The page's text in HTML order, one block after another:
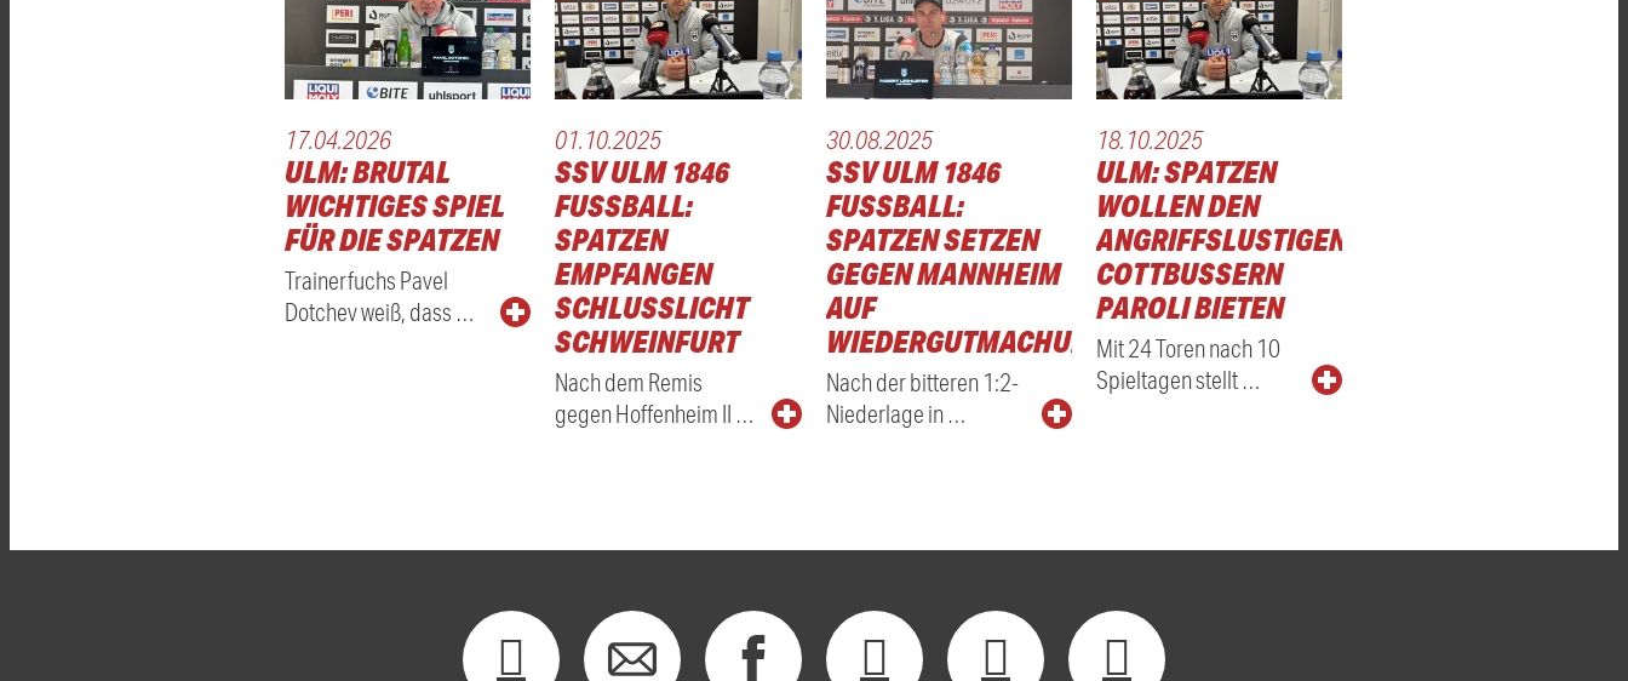
17.04.2026
ULM: BRUTAL
WICHTIGES SPIEL
FÜR DIE SPATZEN
Trainerfuchs Pavel
Dotchev weiß, dass …
01.10.2025
SSV ULM 1846
FUSSBALL: S
PATZEN E
MPFANGEN S
CHLUSSLICHT S
CHWEINFURT
Nach dem Remis
gegen Hoffenheim II …
30.08.2025
SSV ULM 1846
FUSSBALL: S
PATZEN SETZEN G
EGEN MANNHEIM A
UF W
IEDERGUTMACHUNG
Nach der bitteren 1:2-
Niederlage in …
18.10.2025
ULM: SPATZEN
WOLLEN DEN
ANGRIFFSLUSTIGEN
COTTBUSSERN
PAROLI BIETEN
Mit 24 Toren nach 10
Spieltagen stellt …